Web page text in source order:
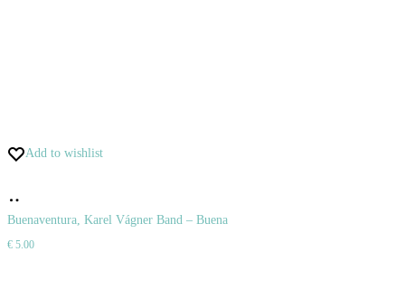
Add to wishlist
do
košíka
Buenaventura, Karel Vágner Band – Buena
€ 5.00